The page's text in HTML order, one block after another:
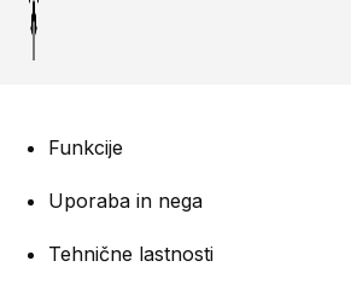
Funkcije
Uporaba in nega
Tehnične lastnosti